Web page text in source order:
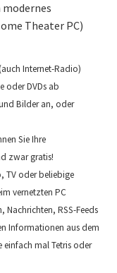
Theater PC)
Internet-Radio)
oder DVDs ab
Bilder an, oder
Sie Ihre
zwar gratis!
TV oder beliebige
vernetzten PC
Nachrichten, RSS-Feeds
Informationen aus dem
einfach mal Tetris oder